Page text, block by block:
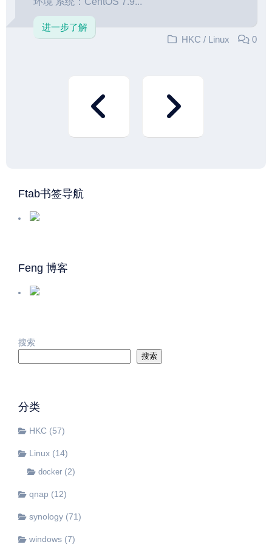
进一步了解
HKC / Linux 0
Ftab书签导航
Feng 博客
搜索
搜索
分类
HKC (57)
Linux (14)
docker (2)
qnap (12)
synology (71)
windows (7)